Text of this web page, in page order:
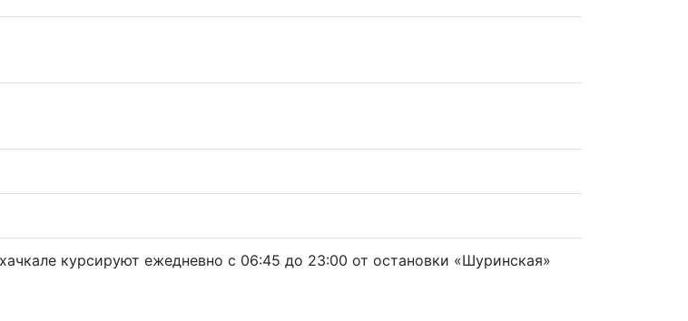
курсируют ежедневно с 06:45 до 23:00 от остановки «Шуринская»